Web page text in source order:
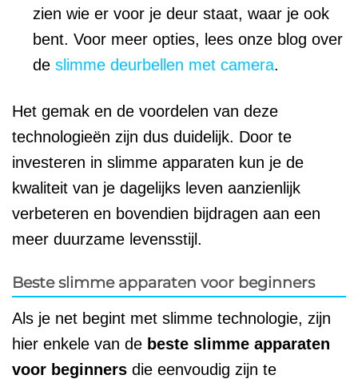
zien wie er voor je deur staat, waar je ook
bent. Voor meer opties, lees onze blog over
de slimme deurbellen met camera.
Het gemak en de voordelen van deze
technologieën zijn dus duidelijk. Door te
investeren in slimme apparaten kun je de
kwaliteit van je dagelijks leven aanzienlijk
verbeteren en bovendien bijdragen aan een
meer duurzame levensstijl.
Beste slimme apparaten voor beginners
Als je net begint met slimme technologie, zijn
hier enkele van de beste slimme apparaten
voor beginners die eenvoudig zijn te